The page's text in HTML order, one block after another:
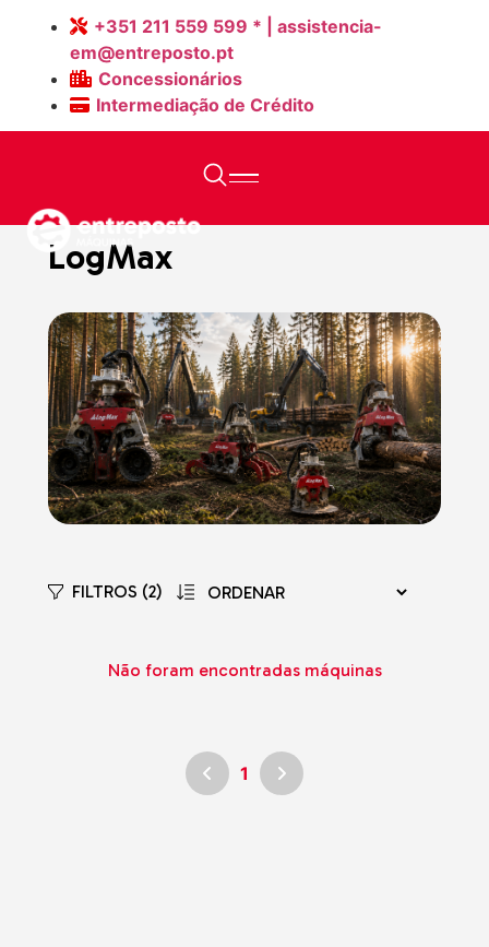
+351 211 559 599 * | assistencia-
em@entreposto.pt
Concessionários
Intermediação de Crédito
LogMax
LogMax
FILTROS (2)
Não foram encontradas máquinas
1